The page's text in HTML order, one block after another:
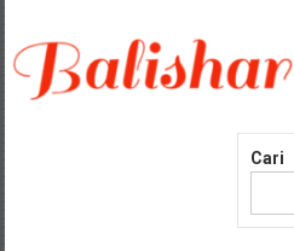
konten
Cari